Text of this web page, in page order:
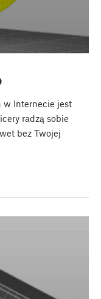
w Internecie jest
radzą sobie
bez Twojej